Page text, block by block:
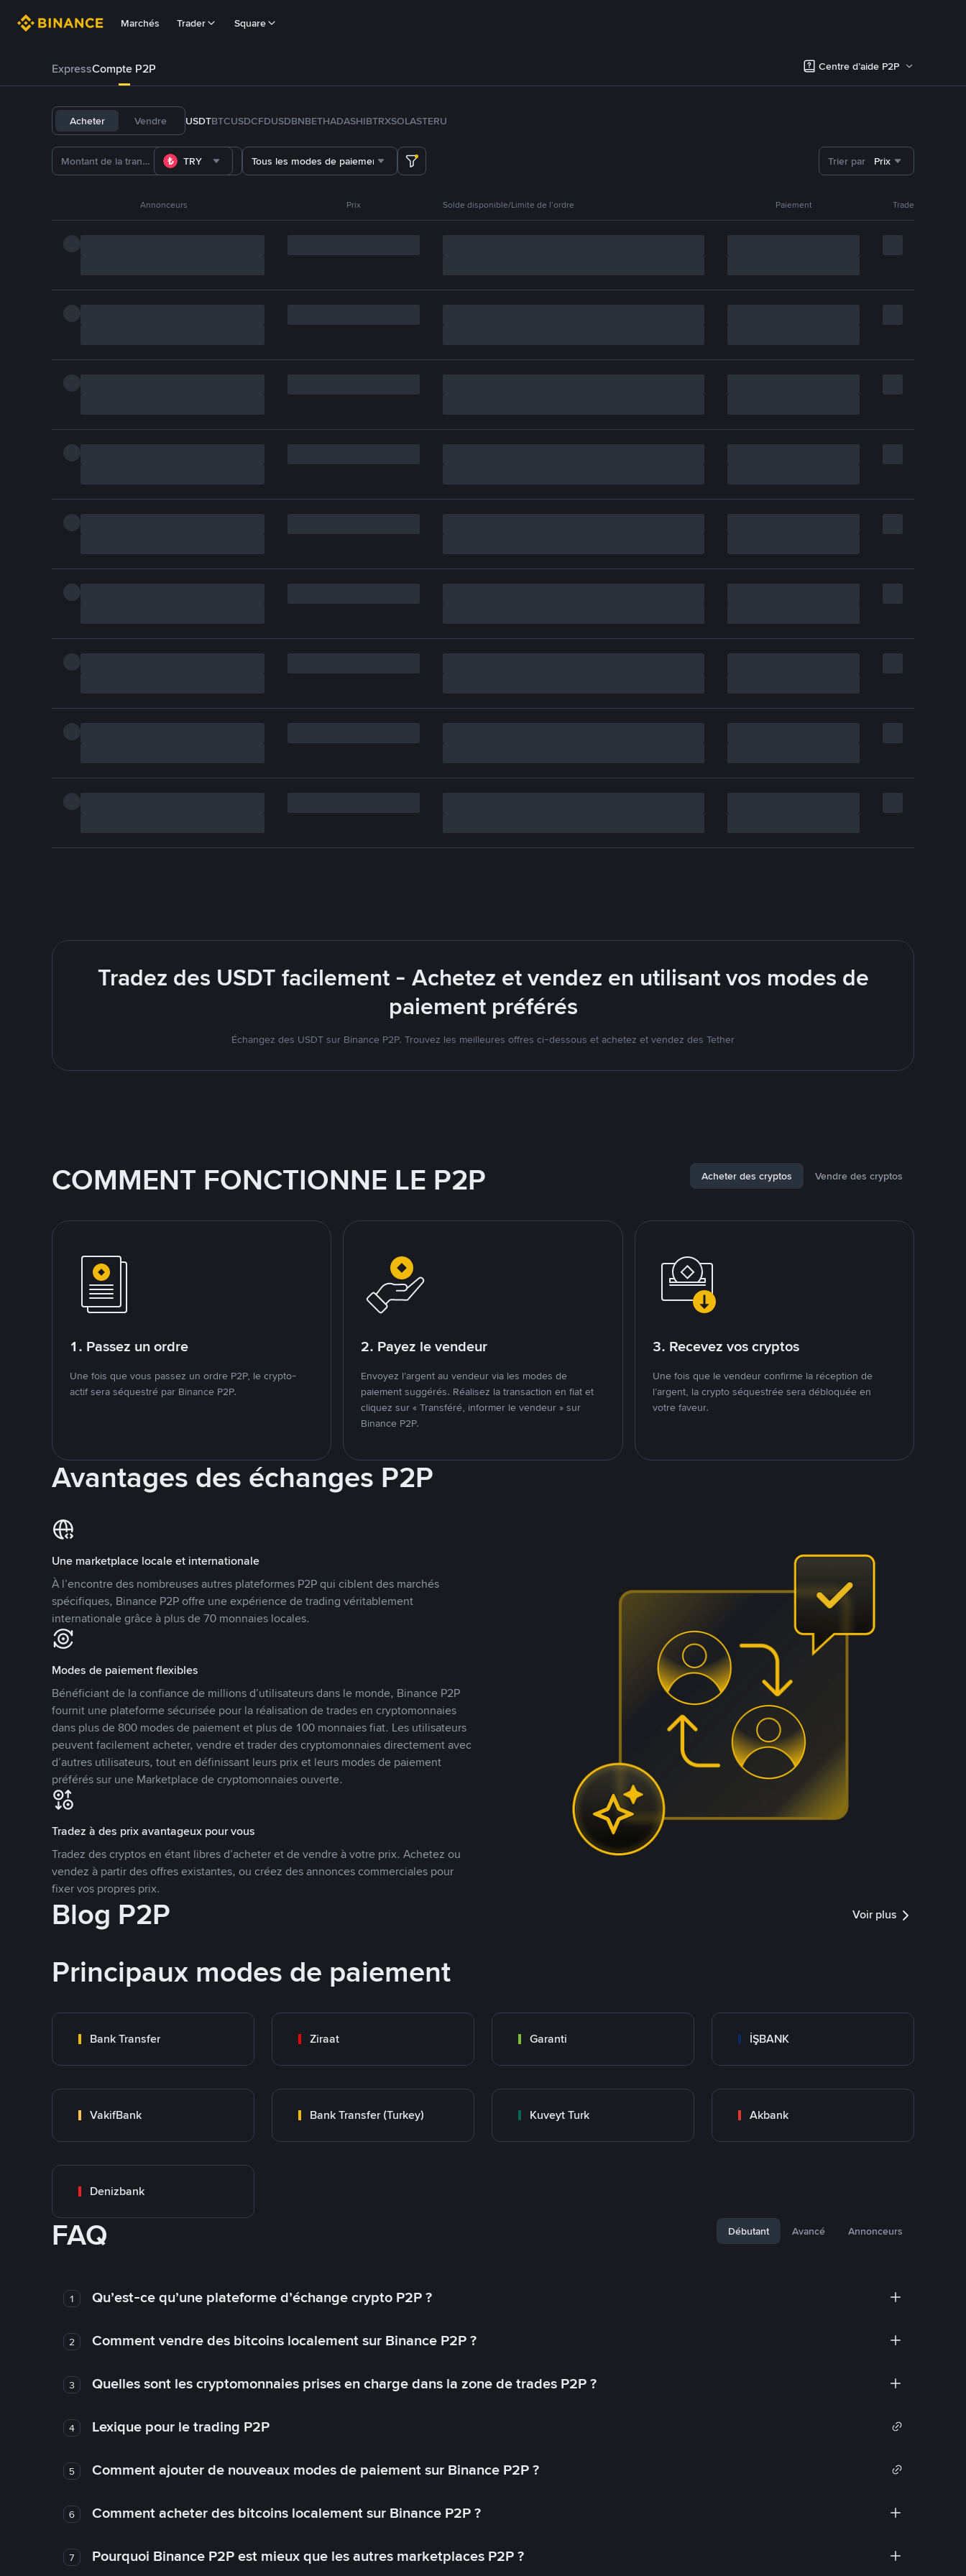
Marchés Trader Square
ExpressCompte P2P Centre d’aide P2P
Acheter Vendre USDTBTCUSDCFDUSDBNBETHADASHIBTRXSOLASTERU
TRY Tous les modes de paiement Trier par Prix
Annonceurs Prix Solde disponible/Limite de l’ordre Paiement Trade
Tradez des USDT facilement - Achetez et vendez en utilisant vos modes de
paiement préférés
Échangez des USDT sur Binance P2P. Trouvez les meilleures offres ci-dessous et achetez et vendez des Tether
COMMENT FONCTIONNE LE P2P Acheter des cryptos Vendre des cryptos
1. Passez un ordre
Une fois que vous passez un ordre P2P, le crypto-
actif sera séquestré par Binance P2P.
2. Payez le vendeur
Envoyez l’argent au vendeur via les modes de
paiement suggérés. Réalisez la transaction en fiat et
cliquez sur « Transféré, informer le vendeur » sur
Binance P2P.
3. Recevez vos cryptos
Une fois que le vendeur confirme la réception de
l’argent, la crypto séquestrée sera débloquée en
votre faveur.
Avantages des échanges P2P
Une marketplace locale et internationale
À l’encontre des nombreuses autres plateformes P2P qui ciblent des marchés
spécifiques, Binance P2P offre une expérience de trading véritablement
internationale grâce à plus de 70 monnaies locales.
Modes de paiement flexibles
Bénéficiant de la confiance de millions d’utilisateurs dans le monde, Binance P2P
fournit une plateforme sécurisée pour la réalisation de trades en cryptomonnaies
dans plus de 800 modes de paiement et plus de 100 monnaies fiat. Les utilisateurs
peuvent facilement acheter, vendre et trader des cryptomonnaies directement avec
d’autres utilisateurs, tout en définissant leurs prix et leurs modes de paiement
préférés sur une Marketplace de cryptomonnaies ouverte.
Tradez à des prix avantageux pour vous
Tradez des cryptos en étant libres d’acheter et de vendre à votre prix. Achetez ou
vendez à partir des offres existantes, ou créez des annonces commerciales pour
fixer vos propres prix.
Blog P2P Voir plus
Principaux modes de paiement
Bank Transfer Ziraat Garanti İŞBANK
VakifBank Bank Transfer (Turkey) Kuveyt Turk Akbank
Denizbank
FAQ Débutant Avancé Annonceurs
1 Qu’est-ce qu’une plateforme d’échange crypto P2P ?
2 Comment vendre des bitcoins localement sur Binance P2P ?
3 Quelles sont les cryptomonnaies prises en charge dans la zone de trades P2P ?
4 Lexique pour le trading P2P
5 Comment ajouter de nouveaux modes de paiement sur Binance P2P ?
6 Comment acheter des bitcoins localement sur Binance P2P ?
7 Pourquoi Binance P2P est mieux que les autres marketplaces P2P ?